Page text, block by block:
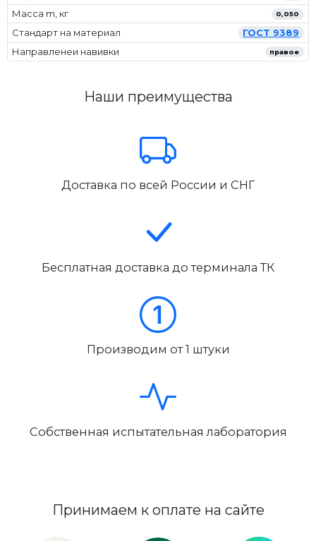
Масса m, кг 0,050
Стандарт на материал
ГОСТ 9389
Направленеи навивки
правое
Наши преимущества
Доставка по всей России и СНГ
Бесплатная доставка до терминала ТК
Производим от 1 штуки
Собственная испытательная лаборатория
Принимаем к оплате на сайте